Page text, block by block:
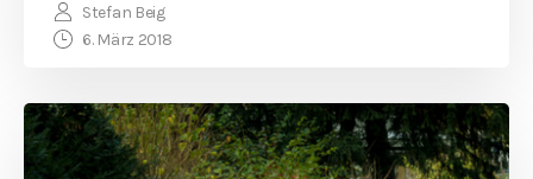
Stefan Beig
6. März 2018